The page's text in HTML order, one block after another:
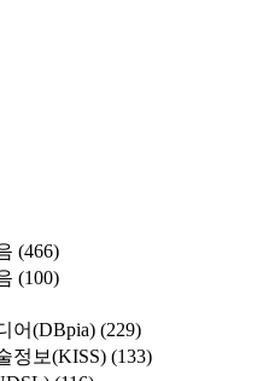
(466)
(100)
어(DBpia) (229)
정보(KISS) (133)